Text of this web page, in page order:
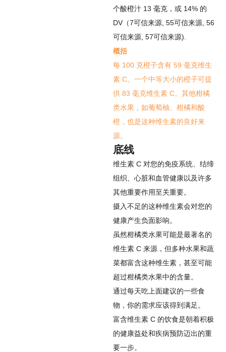
个酸橙汁 13 毫克，或 14% 的
DV（7可信来源 55可信来源 56
可信来源 57可信来源).
概括
每 100 克橙子含有 59 毫克维生
素 C。一个中等大小的橙子可提
供 83 毫克维生素 C。其他柑橘
类水果，如葡萄柚、柑橘和酸
橙，也是这种维生素的良好来
源。
底线
维生素 C 对您的免疫系统、结缔
组织、心脏和血管健康以及许多
其他重要作用至关重要。
摄入不足的这种维生素会对您的
健康产生负面影响。
虽然柑橘类水果可能是最著名的
维生素 C 来源，但多种水果和蔬
菜都富含这种维生素，甚至可能
超过柑橘类水果中的含量。
通过每天吃上面建议的一些食
物，你的需求应该得到满足。
富含维生素 C 的饮食是朝着积极
的健康益处和疾病预防迈出的重
要一步。